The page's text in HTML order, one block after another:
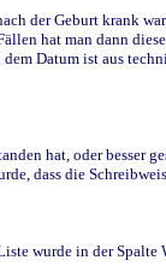
der Geburt krank
hat man dann
Datum ist aus
hat, oder besser
dass die
wurde in der